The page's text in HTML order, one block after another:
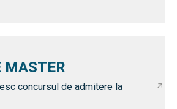
MASTER
concursul de admitere la